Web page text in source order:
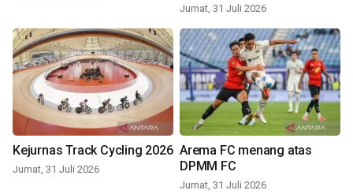
Jumat, 31 Juli 2026
Kejurnas Track Cycling 2026
Jumat, 31 Juli 2026
Arema FC menang atas
DPMM FC
Jumat, 31 Juli 2026